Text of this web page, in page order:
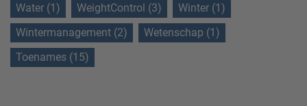
Water (1)
WeightControl (3)
Winter (1)
Wintermanagement (2)
Wetenschap (1)
Toenames (15)